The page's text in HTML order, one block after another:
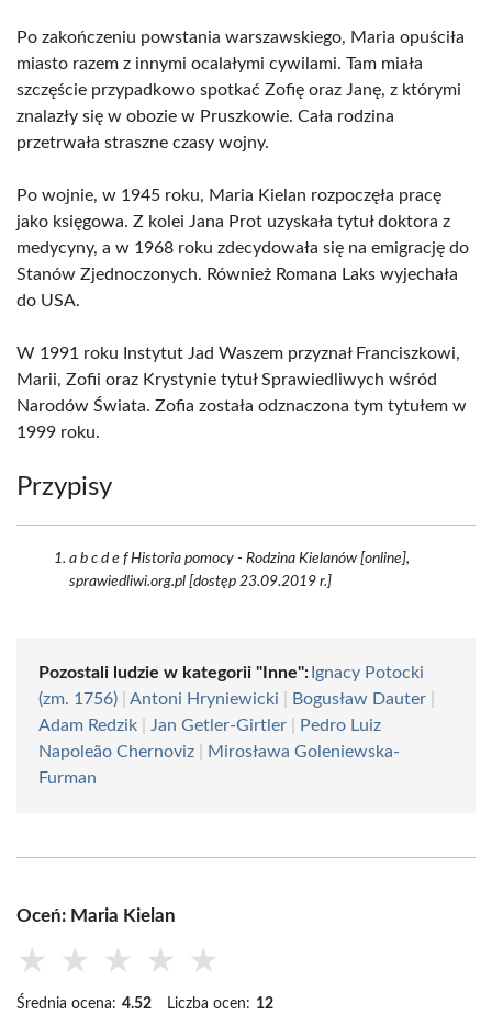
Po zakończeniu powstania warszawskiego, Maria opuściła
miasto razem z innymi ocalałymi cywilami. Tam miała
szczęście przypadkowo spotkać Zofię oraz Janę, z którymi
znalazły się w obozie w Pruszkowie. Cała rodzina
przetrwała straszne czasy wojny.
Po wojnie, w 1945 roku, Maria Kielan rozpoczęła pracę
jako księgowa. Z kolei Jana Prot uzyskała tytuł doktora z
medycyny, a w 1968 roku zdecydowała się na emigrację do
Stanów Zjednoczonych. Również Romana Laks wyjechała
do USA.
W 1991 roku Instytut Jad Waszem przyznał Franciszkowi,
Marii, Zofii oraz Krystynie tytuł Sprawiedliwych wśród
Narodów Świata. Zofia została odznaczona tym tytułem w
1999 roku.
Przypisy
a b c d e f Historia pomocy - Rodzina Kielanów [online],
sprawiedliwi.org.pl [dostęp 23.09.2019 r.]
Pozostali ludzie w kategorii "Inne": Ignacy Potocki
(zm. 1756)
Antoni Hryniewicki Bogusław Dauter
Adam Redzik
Jan Getler-Girtler
Pedro Luiz
Napoleão Chernoviz
Mirosława Goleniewska-
Furman
Oceń: Maria Kielan
★ ★ ★ ★ ★
Średnia ocena: 4.52 Liczba ocen: 12